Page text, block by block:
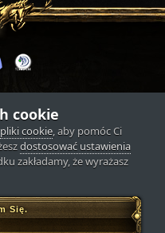
© Ervelia.pl
Theme by Lukazuki
cookie
pliki cookie, aby pomóc Ci
dostosować ustawienia
zakładamy, że wyrażasz
Się.